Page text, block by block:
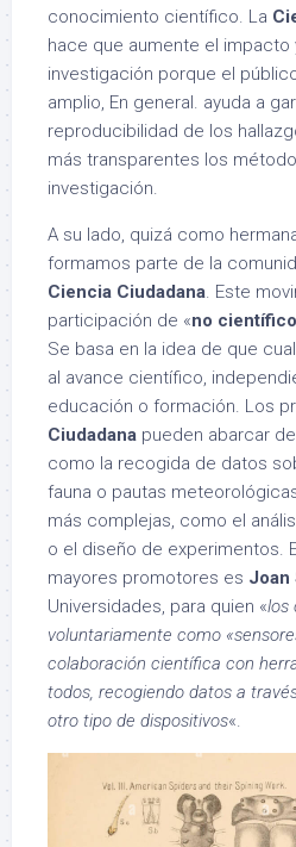
conocimiento científico. La
hace que aumente el impacto
investigación porque el
amplio, En general. ayuda a
reproducibilidad de los
más transparentes los
investigación.
A su lado, quizá como
formamos parte de la
Ciencia Ciudadana. Este
participación de «no
Se basa en la idea de que
al avance científico,
educación o formación. Los
Ciudadana pueden abarcar
como la recogida de datos
fauna o pautas
más complejas, como el
o el diseño de experimentos.
mayores promotores es Joan
Universidades, para quien «los
voluntariamente como
colaboración científica con
todos, recogiendo datos a
otro tipo de dispositivos«.